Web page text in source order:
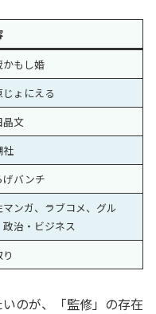
かもし婚
じょにえる
晶文
社
げバンチ
マンガ、ラブコメ、グル
政治・ビジネス
のが、「監修」の存在